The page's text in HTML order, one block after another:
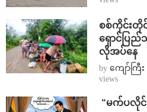
စစ်ကိုင်းတို
ရှောင်ပြ
လိုအပ်နေ
by ကျော်ကြီး
views
⁨“မက်ပလို